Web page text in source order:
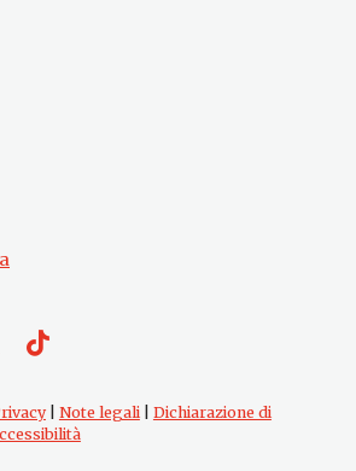
| Note legali| Dichiarazione di